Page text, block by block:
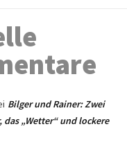
Bilger und Rainer: Zwei
„Wetter“ und lockere